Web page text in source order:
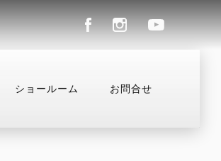
ショールーム お問合せ